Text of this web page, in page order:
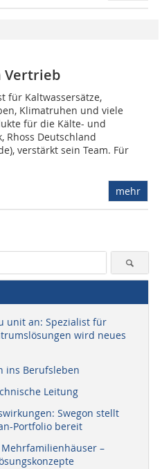
Vertrieb
für Kaltwassersätze,
Klimatruhen und viele
für die Kälte- und
Rhoss Deutschland
verstärkt sein Team. Für
mehr
unit an: Spezialist für
wird neues
ins Berufsleben
Leitung
Swegon stellt
Portfolio bereit
–